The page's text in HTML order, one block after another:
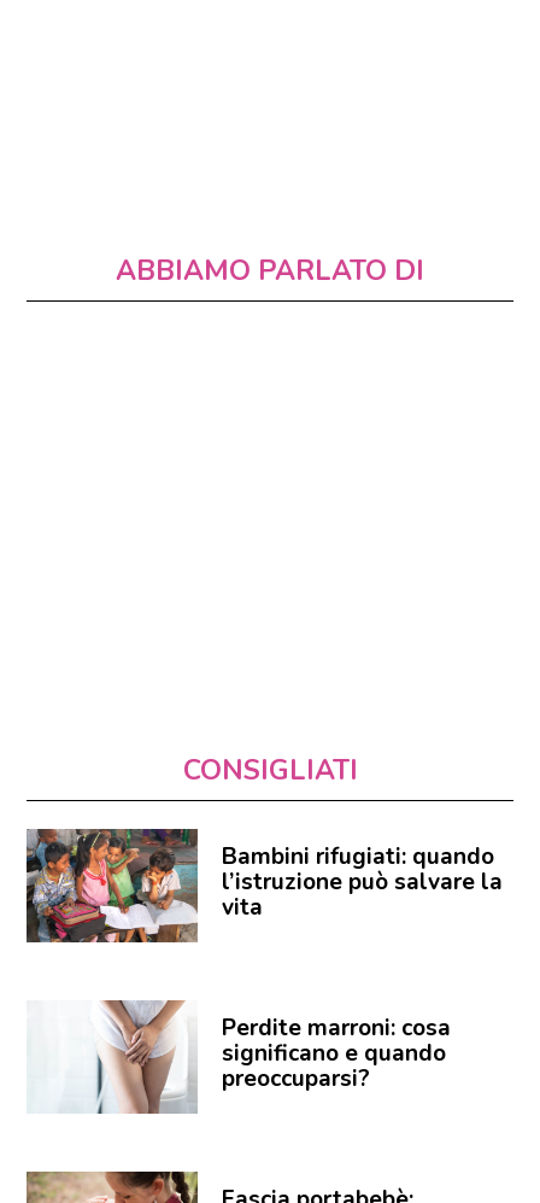
ABBIAMO PARLATO DI
CONSIGLIATI
Bambini rifugiati: quando
l’istruzione può salvare la
vita
Perdite marroni: cosa
significano e quando
preoccuparsi?